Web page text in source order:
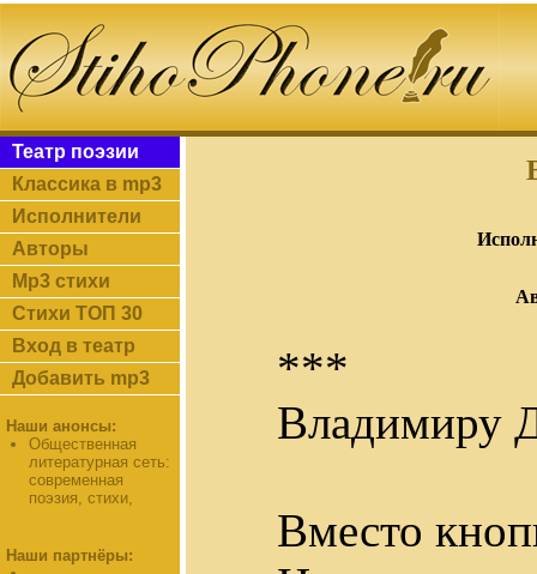
Театр поэзии
Классика в mp3
Исполнители
Авторы
Mp3 стихи
Стихи ТОП 30
Вход в театр
Добавить mp3
Наши анонсы:
Общественная
литературная сеть:
современная
поэзия, стихи,
Наши партнёры:
***
Владимиру
Вместо